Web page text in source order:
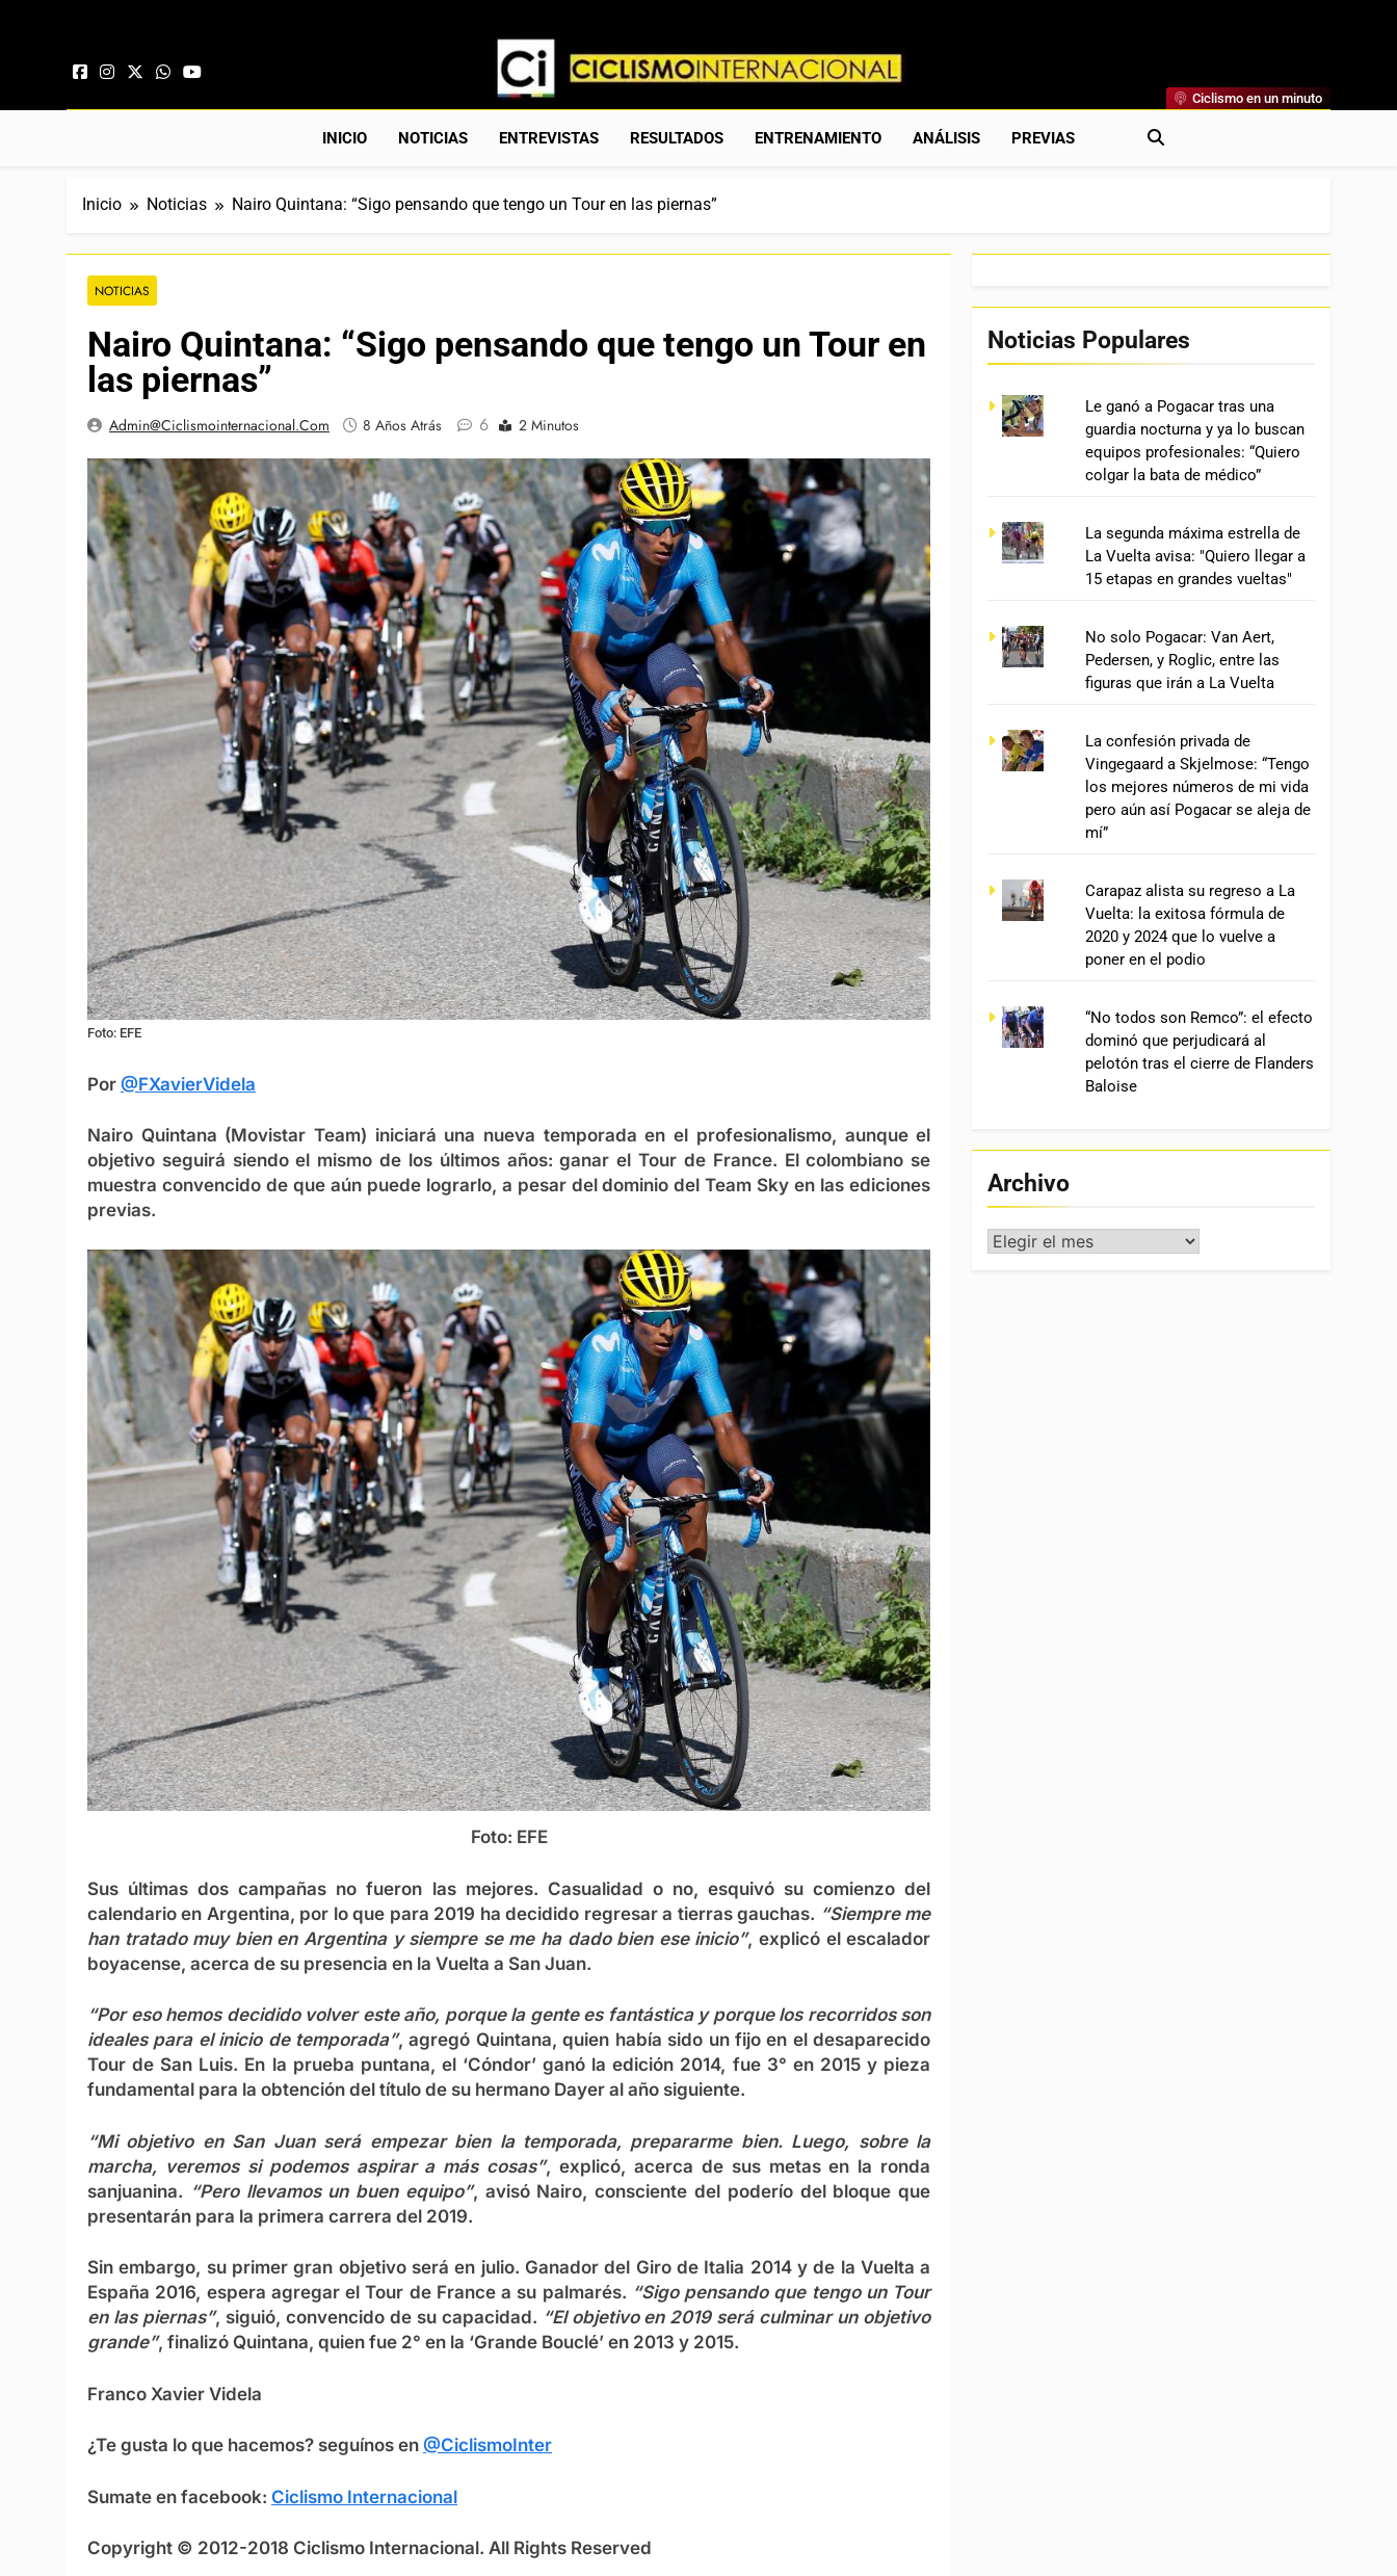
Ciclismo Internacional
Web Dedicada Al Ciclismo Mundial. Entrevistas, Análisis, Crónicas, Previas Y Más. La Web Ciclista De Referencia.
Ciclismo en un minuto
INICIO NOTICIAS ENTREVISTAS RESULTADOS ENTRENAMIENTO ANÁLISIS PREVIAS
Inicio Noticias Nairo Quintana: “Sigo pensando que tengo un Tour en las piernas”
NOTICIAS
Nairo Quintana: “Sigo pensando que tengo un Tour en
las piernas”
Admin@ciclismointernacional.com 8 Años Atrás 6 2 Minutos
Foto: EFE
Por @FXavierVidela
Nairo Quintana (Movistar Team) iniciará una nueva temporada en el profesionalismo, aunque el
objetivo seguirá siendo el mismo de los últimos años: ganar el Tour de France. El colombiano se
muestra convencido de que aún puede lograrlo, a pesar del dominio del Team Sky en las ediciones
previas.
Foto: EFE
Sus últimas dos campañas no fueron las mejores. Casualidad o no, esquivó su comienzo del
calendario en Argentina, por lo que para 2019 ha decidido regresar a tierras gauchas. “Siempre me
han tratado muy bien en Argentina y siempre se me ha dado bien ese inicio”, explicó el escalador
boyacense, acerca de su presencia en la Vuelta a San Juan.
“Por eso hemos decidido volver este año, porque la gente es fantástica y porque los recorridos son
ideales para el inicio de temporada”, agregó Quintana, quien había sido un fijo en el desaparecido
Tour de San Luis. En la prueba puntana, el ‘Cóndor’ ganó la edición 2014, fue 3° en 2015 y pieza
fundamental para la obtención del título de su hermano Dayer al año siguiente.
“Mi objetivo en San Juan será empezar bien la temporada, prepararme bien. Luego, sobre la
marcha, veremos si podemos aspirar a más cosas”, explicó, acerca de sus metas en la ronda
sanjuanina. “Pero llevamos un buen equipo”, avisó Nairo, consciente del poderío del bloque que
presentarán para la primera carrera del 2019.
Sin embargo, su primer gran objetivo será en julio. Ganador del Giro de Italia 2014 y de la Vuelta a
España 2016, espera agregar el Tour de France a su palmarés. “Sigo pensando que tengo un Tour
en las piernas”, siguió, convencido de su capacidad. “El objetivo en 2019 será culminar un objetivo
grande”, finalizó Quintana, quien fue 2° en la ‘Grande Bouclé’ en 2013 y 2015.
Franco Xavier Videla
¿Te gusta lo que hacemos? seguínos en @CiclismoInter
Sumate en facebook: Ciclismo Internacional
Copyright © 2012-2018 Ciclismo Internacional. All Rights Reserved
Noticias Populares
Le ganó a Pogacar tras una
guardia nocturna y ya lo buscan
equipos profesionales: “Quiero
colgar la bata de médico”
La segunda máxima estrella de
La Vuelta avisa: "Quiero llegar a
15 etapas en grandes vueltas"
No solo Pogacar: Van Aert,
Pedersen, y Roglic, entre las
figuras que irán a La Vuelta
La confesión privada de
Vingegaard a Skjelmose: “Tengo
los mejores números de mi vida
pero aún así Pogacar se aleja de
mí”
Carapaz alista su regreso a La
Vuelta: la exitosa fórmula de
2020 y 2024 que lo vuelve a
poner en el podio
“No todos son Remco”: el efecto
dominó que perjudicará al
pelotón tras el cierre de Flanders
Baloise
Archivo
Archivo